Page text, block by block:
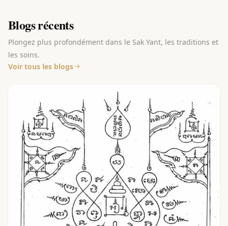
Blogs récents
Plongez plus profondément dans le Sak Yant, les traditions et
les soins.
Voir tous les blogs